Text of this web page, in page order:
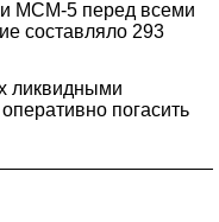
и МСМ-5 перед всеми
составляло 293
ликвидными
погасить